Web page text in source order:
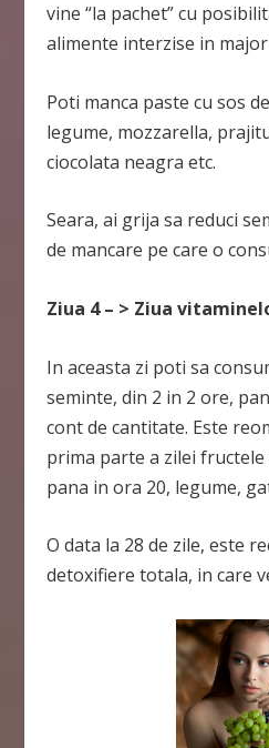
vine “la pachet” cu
alimente interzise in
Poti manca paste cu sos
legume, mozzarella,
ciocolata neagra etc.
Seara, ai grija sa reduci
de mancare pe care o
Ziua 4 – > Ziua
In aceasta zi poti sa
seminte, din 2 in 2 ore,
cont de cantitate. Este
prima parte a zilei
pana in ora 20, legume,
O data la 28 de zile, este
detoxifiere totala, in care